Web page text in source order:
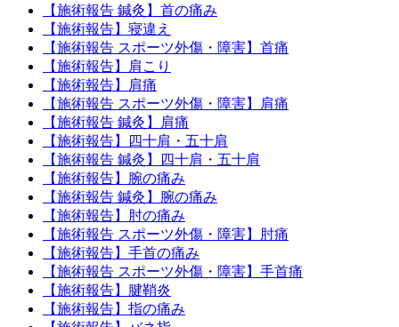
【施術報告 鍼灸】首の痛み
【施術報告】寝違え
【施術報告 スポーツ外傷・障害】首痛
【施術報告】肩こり
【施術報告】肩痛
【施術報告 スポーツ外傷・障害】肩痛
【施術報告 鍼灸】肩痛
【施術報告】四十肩・五十肩
【施術報告 鍼灸】四十肩・五十肩
【施術報告】腕の痛み
【施術報告 鍼灸】腕の痛み
【施術報告】肘の痛み
【施術報告 スポーツ外傷・障害】肘痛
【施術報告】手首の痛み
【施術報告 スポーツ外傷・障害】手首痛
【施術報告】腱鞘炎
【施術報告】指の痛み